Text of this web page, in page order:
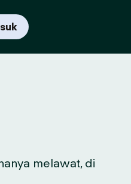
melawat, di